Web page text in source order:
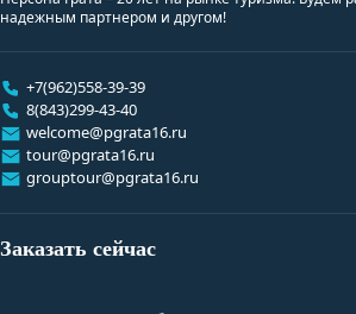
надежным партнером и другом!
+7(962)558-39-39
8(843)299-43-40
welcome@pgrata16.ru
tour@pgrata16.ru
grouptour@pgrata16.ru
Заказать сейчас